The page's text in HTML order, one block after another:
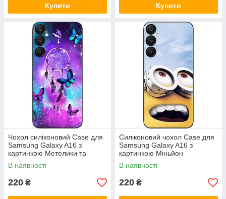
Купити Купити
Чохол силіконовий Case для
Samsung Galaxy A16 з
картинкою Метелики та
оберег
В наявності
220 ₴
Силіконовий чохол Case для
Samsung Galaxy A16 з
картинкою Міньйон
В наявності
220 ₴